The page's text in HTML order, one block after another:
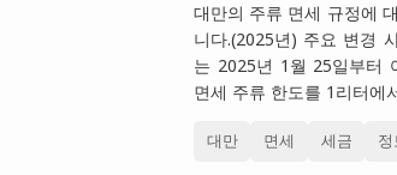
대만의 주류 면세 규정에
니다.(2025년) 주요 변경
는 2025년 1월 25일부터
면세 주류 한도를 1리터에
대만 면세 세금 정